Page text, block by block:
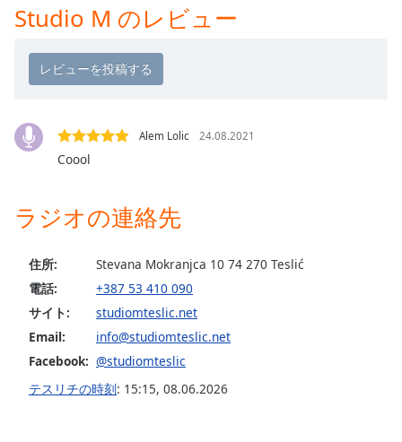
Chapters
Chapters
descriptions
off
Subtitles
settings
opens
subtitles
settings
dialog
subtitles
off ,
selected
Studio M のレビュー
Alem Lolic 24.08.2021
Coool
ラジオの連絡先
住所:
Stevana Mokranjca 10 74 270 Teslić
電話:
+387 53 410 090
サイト:
studiomteslic.net
Email:
info@studiomteslic.net
Facebook: @studiomteslic
テスリチの時刻: 15:15, 08.06.2026